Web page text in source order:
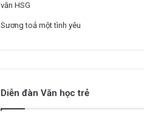
văn HSG
Sương toả một tình yêu
Diễn đàn Văn học trẻ